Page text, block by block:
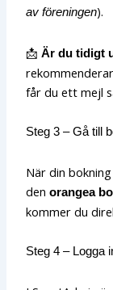
av föreningen).
📩Är du tidigt
får du ett mejl
Steg 3 – Gå till
När din
denorangea
kommer du
Steg 4 – Logga